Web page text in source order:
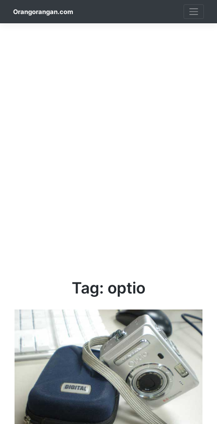
Orangorangan.com
Tag: optio